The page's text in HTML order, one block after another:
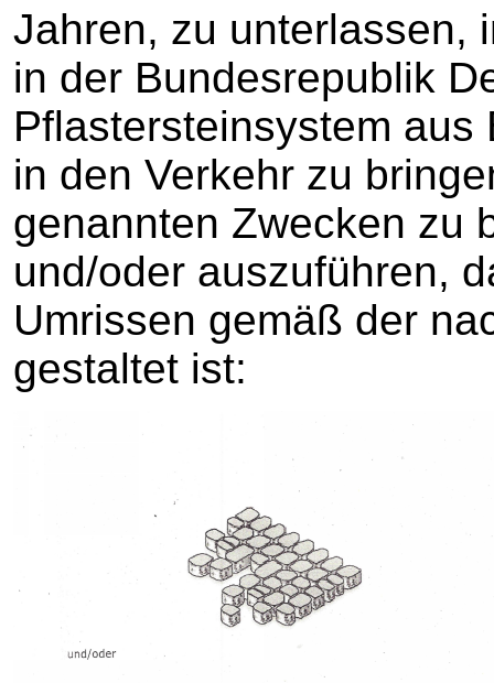
Jahren, zu unterlassen,
in der Bundesrepublik
Pflastersteinsystem
in den Verkehr zu
genannten Zwecken zu
und/oder auszuführen,
Umrissen gemäß der
gestaltet ist: